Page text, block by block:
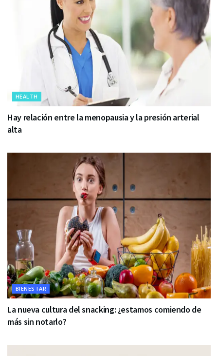
HEALTH
Hay relación entre la menopausia y la presión arterial
alta
BIENESTAR
La nueva cultura del snacking: ¿estamos comiendo de
más sin notarlo?